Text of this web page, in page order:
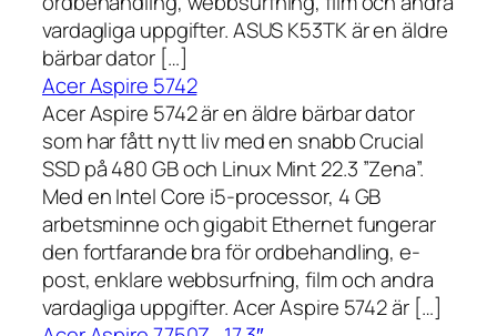
vardagliga uppgifter. ASUS K53TK är en äldre
bärbar dator […]
Acer Aspire 5742
Acer Aspire 5742 är en äldre bärbar dator
som har fått nytt liv med en snabb Crucial
SSD på 480 GB och Linux Mint 22.3 ”Zena”.
Med en Intel Core i5-processor, 4 GB
arbetsminne och gigabit Ethernet fungerar
den fortfarande bra för ordbehandling, e-
post, enklare webbsurfning, film och andra
vardagliga uppgifter. Acer Aspire 5742 är […]